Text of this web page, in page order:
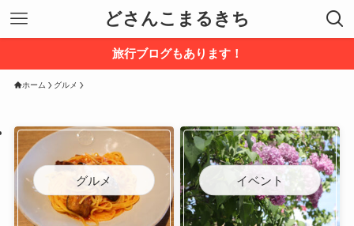
どさんこまるきち
旅行ブログもあります！
ホーム グルメ
グルメ イベント